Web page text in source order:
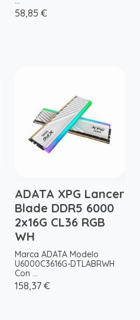
58,85 €
ADATA XPG Lancer
Blade DDR5 6000
2x16G CL36 RGB
WH
Marca ADATA Modelo
U6000C3616G-DTLABRWH
Con ...
158,37 €